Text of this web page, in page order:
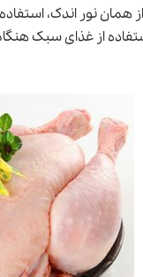
همان نور اندک،
از غذای سبک